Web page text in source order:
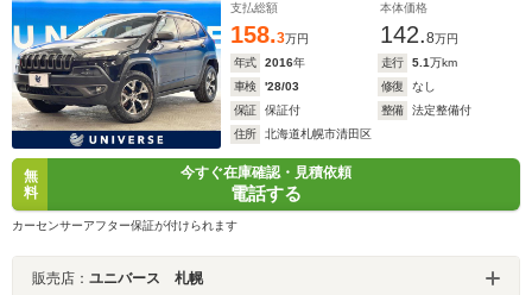
支払総額
158.3万円
本体価格
142.8万円
年式
2016年 走行 5.1万km
車検
'28/03 修復
なし
保証
保証付 整備
法定整備付
住所
北海道札幌市清田区
無
料
今すぐ在庫確認・見積依頼
電話する
カーセンサーアフター保証が付けられます
販売店： ユニバース 札幌